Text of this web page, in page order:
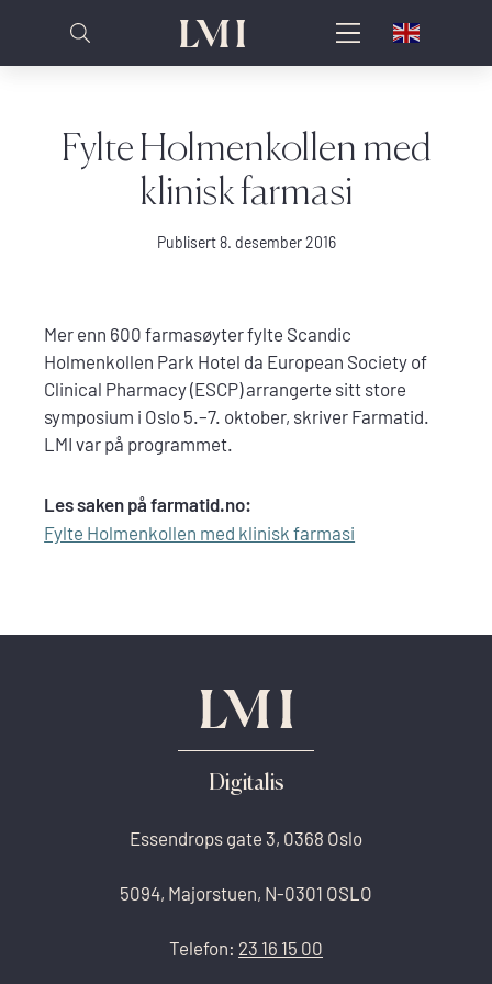
Fylte Holmenkollen med
klinisk farmasi
Publisert 8. desember 2016
Mer enn 600 farmasøyter fylte Scandic
Holmenkollen Park Hotel da European Society of
Clinical Pharmacy (ESCP) arrangerte sitt store
symposium i Oslo 5.–7. oktober, skriver Farmatid.
LMI var på programmet.
Les saken på farmatid.no:
Fylte Holmenkollen med klinisk farmasi
Digitalis
Essendrops gate 3, 0368 Oslo
5094, Majorstuen, N-0301 OSLO
Telefon: 23 16 15 00